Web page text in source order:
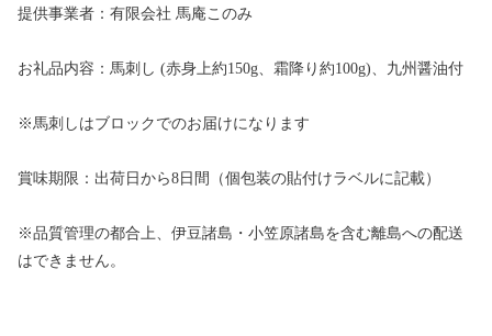
提供事業者：有限会社 馬庵このみ
お礼品内容：馬刺し (赤身上約150g、霜降り約100g)、九州醤油付
※馬刺しはブロックでのお届けになります
賞味期限：出荷日から8日間（個包装の貼付けラベルに記載）
※品質管理の都合上、伊豆諸島・小笠原諸島を含む離島への配送
はできません。